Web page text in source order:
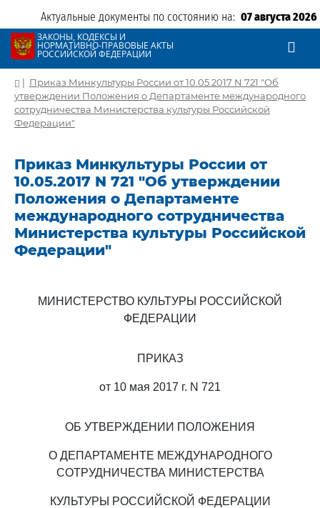
Актуальные документы по состоянию на: 07 августа 2026
ЗАКОНЫ, КОДЕКСЫ И
НОРМАТИВНО-ПРАВОВЫЕ АКТЫ
РОССИЙСКОЙ ФЕДЕРАЦИИ
| Приказ Минкультуры России от 10.05.2017 N 721 "Об
утверждении Положения о Департаменте международного
сотрудничества Министерства культуры Российской
Федерации"
Приказ Минкультуры России от
10.05.2017 N 721 "Об утверждении
Положения о Департаменте
международного сотрудничества
Министерства культуры Российской
Федерации"
МИНИСТЕРСТВО КУЛЬТУРЫ РОССИЙСКОЙ
ФЕДЕРАЦИИ
ПРИКАЗ
от 10 мая 2017 г. N 721
ОБ УТВЕРЖДЕНИИ ПОЛОЖЕНИЯ
О ДЕПАРТАМЕНТЕ МЕЖДУНАРОДНОГО
СОТРУДНИЧЕСТВА МИНИСТЕРСТВА
КУЛЬТУРЫ РОССИЙСКОЙ ФЕДЕРАЦИИ